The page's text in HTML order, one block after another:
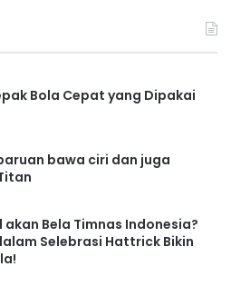
Bola Cepat yang Dipakai
bawa ciri dan juga
Bela Timnas Indonesia?
Selebrasi Hattrick Bikin